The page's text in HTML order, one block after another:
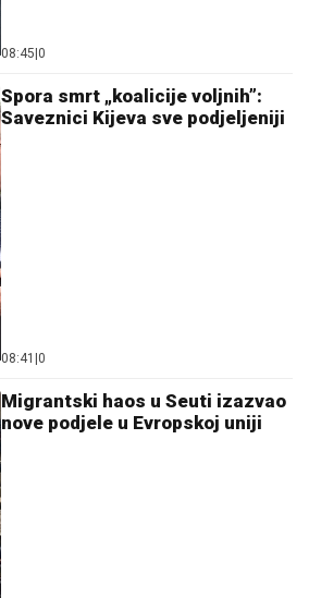
08:45|0
Spora smrt „koalicije voljnih”:
Saveznici Kijeva sve podjeljeniji
08:41 |0
Migrantski haos u Seuti izazvao
nove podjele u Evropskoj uniji